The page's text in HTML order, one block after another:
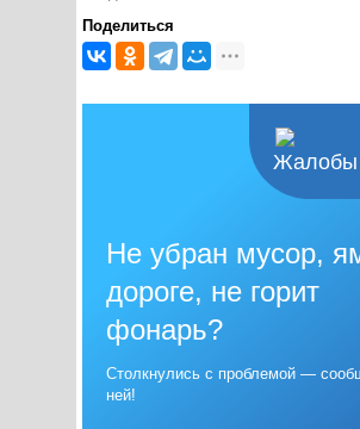
Поделиться
Жалобы
Не убран мусор,
дороге, не горит
фонарь?
Столкнулись с проблемой —
ней!